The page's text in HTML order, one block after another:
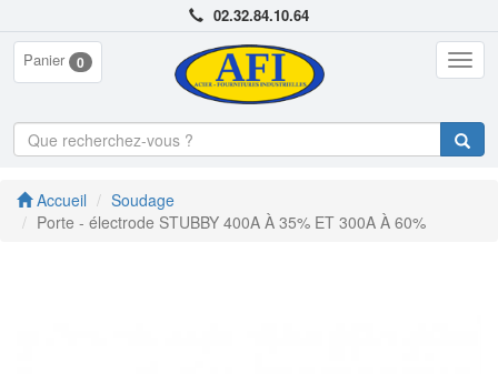
02.32.84.10.64
Panier 0
Accueil
Soudage
Porte - électrode STUBBY 400A À 35% ET 300A À 60%